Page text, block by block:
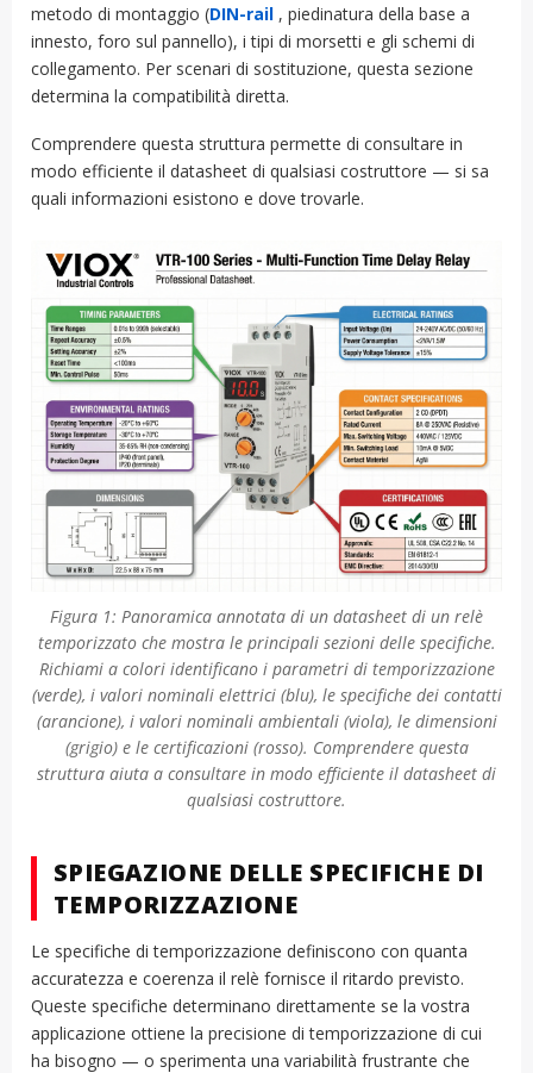
metodo di montaggio (DIN-rail , piedinatura della base a
innesto, foro sul pannello), i tipi di morsetti e gli schemi di
collegamento. Per scenari di sostituzione, questa sezione
determina la compatibilità diretta.
Comprendere questa struttura permette di consultare in
modo efficiente il datasheet di qualsiasi costruttore — si sa
quali informazioni esistono e dove trovarle.
Figura 1: Panoramica annotata di un datasheet di un relè
temporizzato che mostra le principali sezioni delle specifiche.
Richiami a colori identificano i parametri di temporizzazione
(verde), i valori nominali elettrici (blu), le specifiche dei contatti
(arancione), i valori nominali ambientali (viola), le dimensioni
(grigio) e le certificazioni (rosso). Comprendere questa
struttura aiuta a consultare in modo efficiente il datasheet di
qualsiasi costruttore.
SPIEGAZIONE DELLE SPECIFICHE DI
TEMPORIZZAZIONE
Le specifiche di temporizzazione definiscono con quanta
accuratezza e coerenza il relè fornisce il ritardo previsto.
Queste specifiche determinano direttamente se la vostra
applicazione ottiene la precisione di temporizzazione di cui
ha bisogno — o sperimenta una variabilità frustrante che